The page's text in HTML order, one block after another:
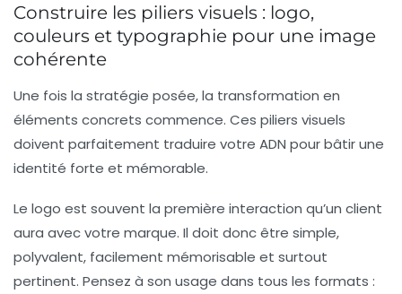
Construire les piliers visuels : logo,
couleurs et typographie pour une image
cohérente
Une fois la stratégie posée, la transformation en
éléments concrets commence. Ces piliers visuels
doivent parfaitement traduire votre ADN pour bâtir une
identité forte et mémorable.
Le logo est souvent la première interaction qu’un client
aura avec votre marque. Il doit donc être simple,
polyvalent, facilement mémorisable et surtout
pertinent. Pensez à son usage dans tous les formats :